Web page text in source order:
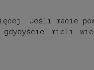
Jeśli macie
gdybyście mieli